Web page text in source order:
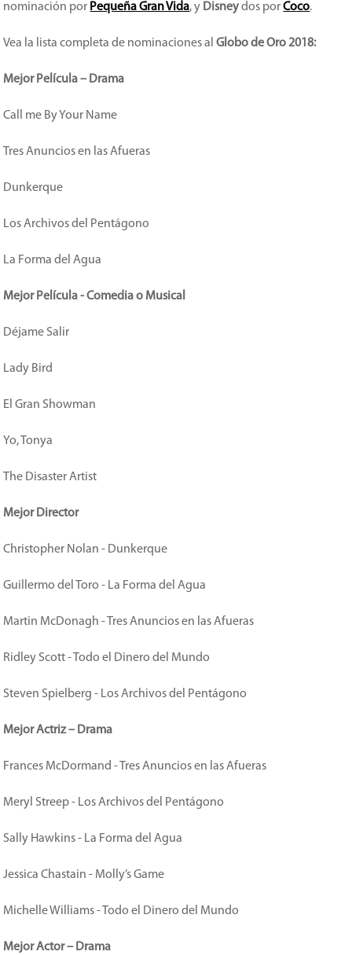
nominación por Pequeña Gran Vida, y Disneydos porCoco.
Vea la lista completa de nominaciones alGlobo de Oro 2018:
Mejor Película – Drama
Call me By Your Name
Tres Anuncios en las Afueras
Dunkerque
Los Archivos del Pentágono
La Forma del Agua
Mejor Película - Comedia o Musical
Déjame Salir
Lady Bird
El Gran Showman
Yo, Tonya
The Disaster Artist
Mejor Director
Christopher Nolan - Dunkerque
Guillermo del Toro - La Forma del Agua
Martin McDonagh - Tres Anuncios en las Afueras
Ridley Scott - Todo el Dinero del Mundo
Steven Spielberg - Los Archivos del Pentágono
Mejor Actriz – Drama
Frances McDormand - Tres Anuncios en las Afueras
Meryl Streep - Los Archivos del Pentágono
Sally Hawkins - La Forma del Agua
Jessica Chastain - Molly’s Game
Michelle Williams - Todo el Dinero del Mundo
Mejor Actor – Drama